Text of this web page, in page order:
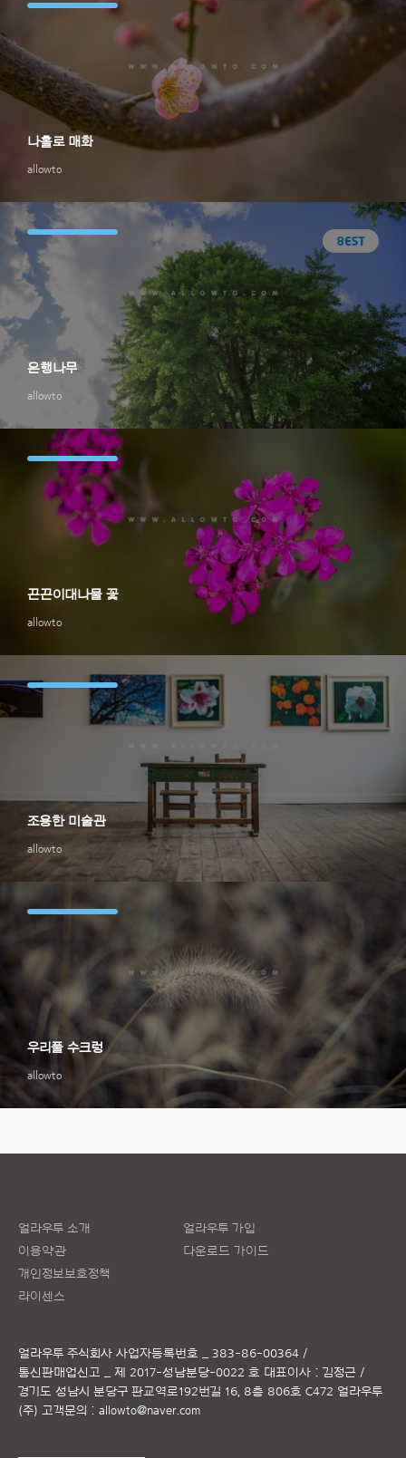
allowto
나홀로 매화
allowto
은행나무
allowto
끈끈이대나물 꽃
allowto
조용한 미술관
allowto
우리풀 수크렁
얼라우투 소개
이용약관
개인정보보호정책
라이센스
얼라우투 가입
다운로드 가이드
얼라우투 주식회사 사업자등록번호 _ 383-86-00364 /
통신판매업신고 _ 제 2017-성남분당-0022 호 대표이사 : 김정근 /
경기도 성남시 분당구 판교역로192번길 16, 8층 806호 C472 얼라우투
(주) 고객문의 : allowto@naver.com